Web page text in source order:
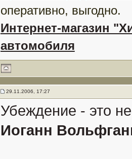
оперативно, выгодно.
Интернет-магазин
автомобиля
29.11.2006, 17:27
Убеждение - это
Иоганн